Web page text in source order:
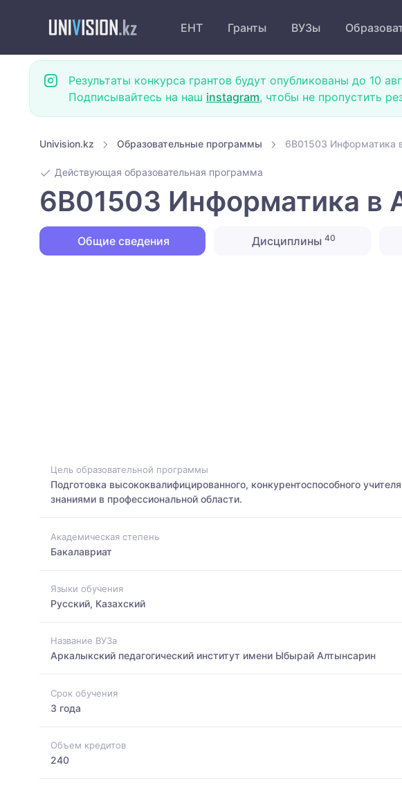
ЕНТ Гранты ВУЗы
Результаты конкурса грантов будут опубликованы до 10
Подписывайтесь на наш instagram, чтобы не пропустить
Univision.kz Образовательные программы 6B01503 Информатика
Действующая образовательная программа
6B01503 Информатика в
Общие сведения Дисциплины 40
Цель образовательной программы
Подготовка высококвалифицированного, конкурентоспособного
знаниями в профессиональной области.
Академическая степень
Бакалавриат
Языки обучения
Русский, Казахский
Название ВУЗа
Аркалыкский педагогический институт имени Ыбырай Алтынсарин
Срок обучения
3 года
Объем кредитов
240